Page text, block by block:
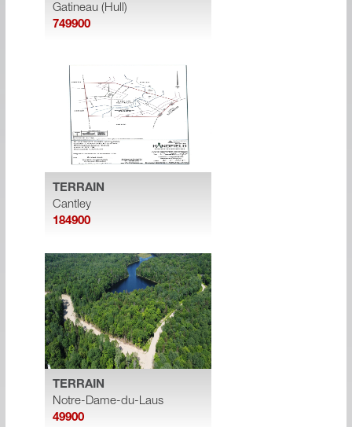
Gatineau (Hull)
749900
TERRAIN
Cantley
184900
TERRAIN
Notre-Dame-du-Laus
49900